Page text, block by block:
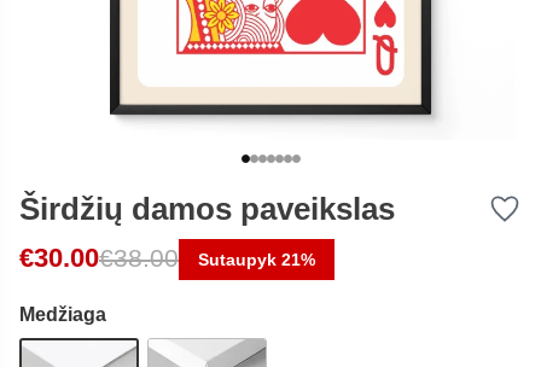
Širdžių damos paveikslas
€30.00€38.00
Original price was: €38.00.
Current price is: €30.00.
Sutaupyk 21%
Medžiaga